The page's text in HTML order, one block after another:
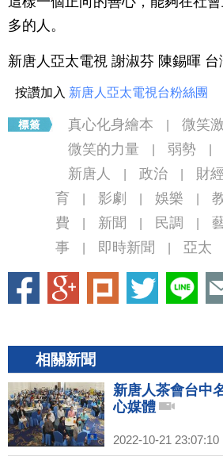
多的人。
新唐人亞太電視 謝淑芬 陳錫暉
按讚加入 新唐人亞太電視台粉絲團
真心化身繪本 微笑
微笑的力量 弱勢
新唐人 政治 財經
育
影劇 娛樂
費
新聞 民調
事
即時新聞 亞太
相關新聞
新唐人茶會台中
心媒體
2022-10-21 23:07:10